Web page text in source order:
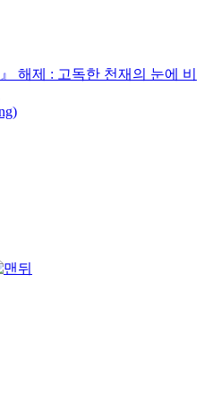
해제 : 고독한 천재의 눈에 비